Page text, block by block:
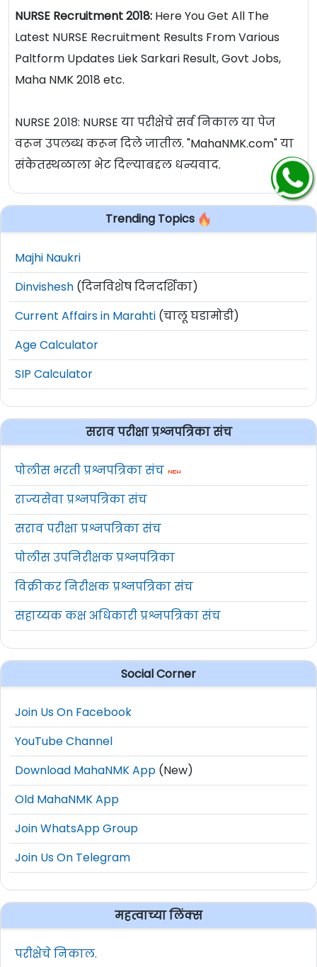
NURSE Recruitment 2018: Here You Get All The
Latest NURSE Recruitment Results From Various
Paltform Updates Liek Sarkari Result, Govt Jobs,
Maha NMK 2018 etc.
NURSE २०१८: NURSE या परीक्षेचे सर्व निकाल या पेज
वरून उपलब्ध करून दिले जातील. "MahaNMK.com" या
संकेतस्थळाला भेट दिल्याबद्दल धन्यवाद.
Trending Topics
Majhi Naukri
Dinvishesh (दिनविशेष दिनदर्शिका)
Current Affairs in Marahti (चालू घडामोडी)
Age Calculator
SIP Calculator
सराव परीक्षा प्रश्नपत्रिका संच
पोलीस भरती प्रश्नपत्रिका संच
राज्यसेवा प्रश्नपत्रिका संच
सराव परीक्षा प्रश्नपत्रिका संच
पोलीस उपनिरीक्षक प्रश्नपत्रिका
विक्रीकर निरीक्षक प्रश्नपत्रिका संच
सहाय्यक कक्ष अधिकारी प्रश्नपत्रिका संच
Social Corner
Join Us On Facebook
YouTube Channel
Download MahaNMK App (New)
Old MahaNMK App
Join WhatsApp Group
Join Us On Telegram
महत्वाच्या लिंक्स
परीक्षेचे निकाल.